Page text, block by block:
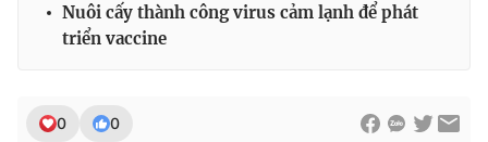
Nuôi cấy thành công virus cảm lạnh để phát
triển vaccine
0 0